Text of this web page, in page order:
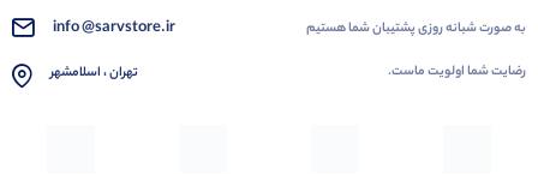
به صورت شبانه روزی پشتیبان شما هستیم
رضایت شما اولویت ماست.
info @sarvstore.ir
تهران ، اسلامشهر